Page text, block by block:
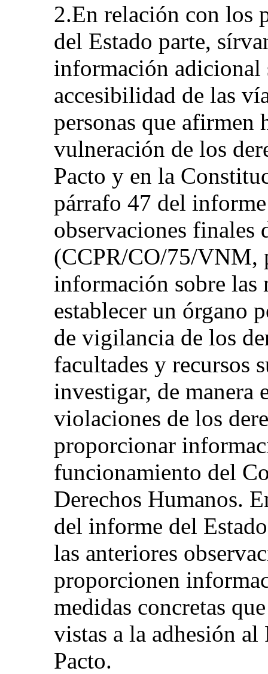
2.En relación con los
del Estado parte,
información
accesibilidad de las
personas que afirmen
vulneración de los
Pacto y en la
párrafo 47 del
observaciones finales
(CCPR/CO/75/VNM,
información sobre las
establecer un órgano
de vigilancia de los
facultades y recursos
investigar, de manera
violaciones de los
proporcionar
funcionamiento del
Derechos Humanos.
del informe del
las anteriores
proporcionen
medidas concretas
vistas a la adhesión
Pacto.